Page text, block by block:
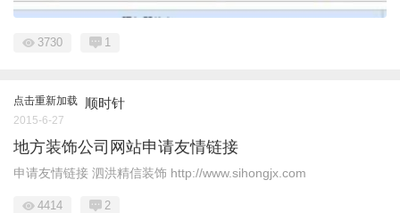
3730 1
点击重新加载 顺时针
2015-6-27
地方装饰公司网站申请友情链接
申请友情链接 泗洪精信装饰 http://www.sihongjx.com
4414 2